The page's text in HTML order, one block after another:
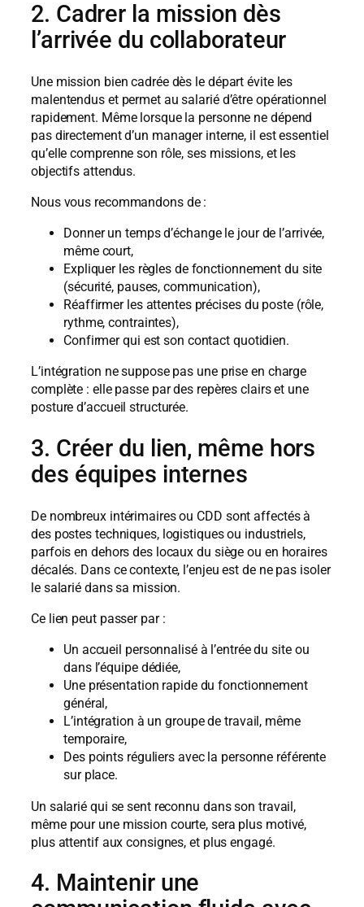
2. Cadrer la mission dès
l’arrivée du collaborateur
Une mission bien cadrée dès le départ évite les
malentendus et permet au salarié d’être opérationnel
rapidement. Même lorsque la personne ne dépend
pas directement d’un manager interne, il est essentiel
qu’elle comprenne son rôle, ses missions, et les
objectifs attendus.
Nous vous recommandons de :
Donner un temps d’échange le jour de l’arrivée,
même court,
Expliquer les règles de fonctionnement du site
(sécurité, pauses, communication),
Réaffirmer les attentes précises du poste (rôle,
rythme, contraintes),
Confirmer qui est son contact quotidien.
L’intégration ne suppose pas une prise en charge
complète : elle passe par des repères clairs et une
posture d’accueil structurée.
3. Créer du lien, même hors
des équipes internes
De nombreux intérimaires ou CDD sont affectés à
des postes techniques, logistiques ou industriels,
parfois en dehors des locaux du siège ou en horaires
décalés. Dans ce contexte, l’enjeu est de ne pas isoler
le salarié dans sa mission.
Ce lien peut passer par :
Un accueil personnalisé à l’entrée du site ou
dans l’équipe dédiée,
Une présentation rapide du fonctionnement
général,
L’intégration à un groupe de travail, même
temporaire,
Des points réguliers avec la personne référente
sur place.
Un salarié qui se sent reconnu dans son travail,
même pour une mission courte, sera plus motivé,
plus attentif aux consignes, et plus engagé.
4. Maintenir une